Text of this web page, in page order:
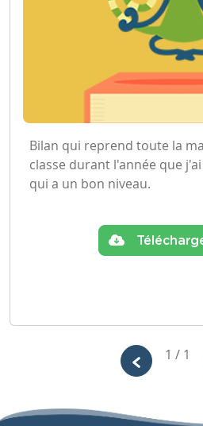
Bilan qui reprend toute la
classe durant l'année que
qui a un bon niveau.
1 / 1